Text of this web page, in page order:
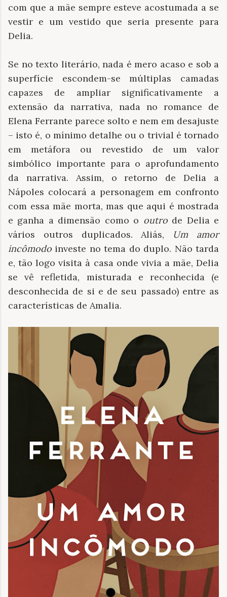
com que a mãe sempre esteve acostumada a se
vestir e um vestido que seria presente para
Delia.
Se no texto literário, nada é mero acaso e sob a
superfície escondem-se múltiplas camadas
capazes de ampliar significativamente a
extensão da narrativa, nada no romance de
Elena Ferrante parece solto e nem em desajuste
– isto é, o mínimo detalhe ou o trivial é tornado
em metáfora ou revestido de um valor
simbólico importante para o aprofundamento
da narrativa. Assim, o retorno de Delia a
Nápoles colocará a personagem em confronto
com essa mãe morta, mas que aqui é mostrada
e ganha a dimensão como o outrode Delia e
vários outros duplicados. Aliás, Um amor
incômodo investe no tema do duplo. Não tarda
e, tão logo visita à casa onde vivia a mãe, Delia
se vê refletida, misturada e reconhecida (e
desconhecida de si e de seu passado) entre as
características de Amalia.